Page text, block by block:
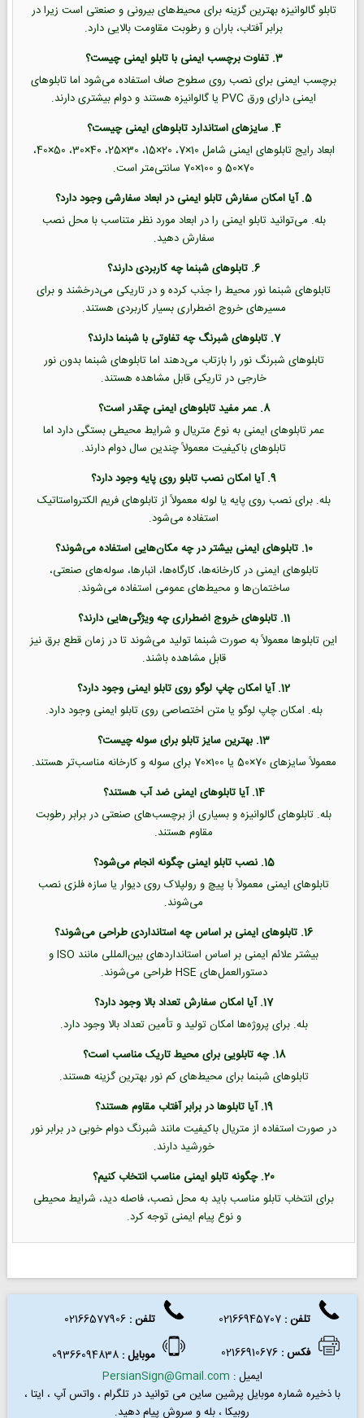
تابلو گالوانیزه بهترین گزینه برای محیط‌های بیرونی و صنعتی است زیرا در
برابر آفتاب، باران و رطوبت مقاومت بالایی دارد.
3. تفاوت برچسب ایمنی با تابلو ایمنی چیست؟
برچسب ایمنی برای نصب روی سطوح صاف استفاده می‌شود اما تابلوهای
ایمنی دارای ورق PVC یا گالوانیزه هستند و دوام بیشتری دارند.
4. سایزهای استاندارد تابلوهای ایمنی چیست؟
ابعاد رایج تابلوهای ایمنی شامل 10×7، 20×15، 30×25، 40×30، 50×40،
70×50 و 100×70 سانتی‌متر است.
5. آیا امکان سفارش تابلو ایمنی در ابعاد سفارشی وجود دارد؟
بله. می‌توانید تابلو ایمنی را در ابعاد مورد نظر متناسب با محل نصب
سفارش دهید.
6. تابلوهای شبنما چه کاربردی دارند؟
تابلوهای شبنما نور محیط را جذب کرده و در تاریکی می‌درخشند و برای
مسیرهای خروج اضطراری بسیار کاربردی هستند.
7. تابلوهای شبرنگ چه تفاوتی با شبنما دارند؟
تابلوهای شبرنگ نور را بازتاب می‌دهند اما تابلوهای شبنما بدون نور
خارجی در تاریکی قابل مشاهده هستند.
8. عمر مفید تابلوهای ایمنی چقدر است؟
عمر تابلوهای ایمنی به نوع متریال و شرایط محیطی بستگی دارد اما
تابلوهای باکیفیت معمولاً چندین سال دوام دارند.
9. آیا امکان نصب تابلو روی پایه وجود دارد؟
بله. برای نصب روی پایه یا لوله معمولاً از تابلوهای فریم الکترواستاتیک
استفاده می‌شود.
10. تابلوهای ایمنی بیشتر در چه مکان‌هایی استفاده می‌شوند؟
تابلوهای ایمنی در کارخانه‌ها، کارگاه‌ها، انبارها، سوله‌های صنعتی،
ساختمان‌ها و محیط‌های عمومی استفاده می‌شوند.
11. تابلوهای خروج اضطراری چه ویژگی‌هایی دارند؟
این تابلوها معمولاً به صورت شبنما تولید می‌شوند تا در زمان قطع برق نیز
قابل مشاهده باشند.
12. آیا امکان چاپ لوگو روی تابلو ایمنی وجود دارد؟
بله. امکان چاپ لوگو یا متن اختصاصی روی تابلو ایمنی وجود دارد.
13. بهترین سایز تابلو برای سوله چیست؟
معمولاً سایزهای 70×50 یا 100×70 برای سوله و کارخانه مناسب‌تر هستند.
14. آیا تابلوهای ایمنی ضد آب هستند؟
بله. تابلوهای گالوانیزه و بسیاری از برچسب‌های صنعتی در برابر رطوبت
مقاوم هستند.
15. نصب تابلو ایمنی چگونه انجام می‌شود؟
تابلوهای ایمنی معمولاً با پیچ و رولپلاک روی دیوار یا سازه فلزی نصب
می‌شوند.
16. تابلوهای ایمنی بر اساس چه استانداردی طراحی می‌شوند؟
بیشتر علائم ایمنی بر اساس استانداردهای بین‌المللی مانند ISO و
دستورالعمل‌های HSE طراحی می‌شوند.
17. آیا امکان سفارش تعداد بالا وجود دارد؟
بله. برای پروژه‌ها امکان تولید و تأمین تعداد بالا وجود دارد.
18. چه تابلویی برای محیط تاریک مناسب است؟
تابلوهای شبنما برای محیط‌های کم نور بهترین گزینه هستند.
19. آیا تابلوها در برابر آفتاب مقاوم هستند؟
در صورت استفاده از متریال باکیفیت مانند شبرنگ دوام خوبی در برابر نور
خورشید دارند.
20. چگونه تابلو ایمنی مناسب انتخاب کنیم؟
برای انتخاب تابلو مناسب باید به محل نصب، فاصله دید، شرایط محیطی
و نوع پیام ایمنی توجه کرد.
تلفن : تلفن:
02166577906
فکس:
02166910676 موبایل :
ایمیل : PersianSign@Gmail.com
با ذخیره شماره موبایل پرشین ساین می توانید درتلگرام ، واتس آپ ، ایتا ،
روبیکا ، بله و سروش پیام دهید.